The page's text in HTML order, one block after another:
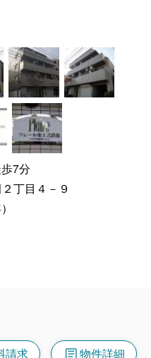
7分
丁目４－９
請求 article物件詳細